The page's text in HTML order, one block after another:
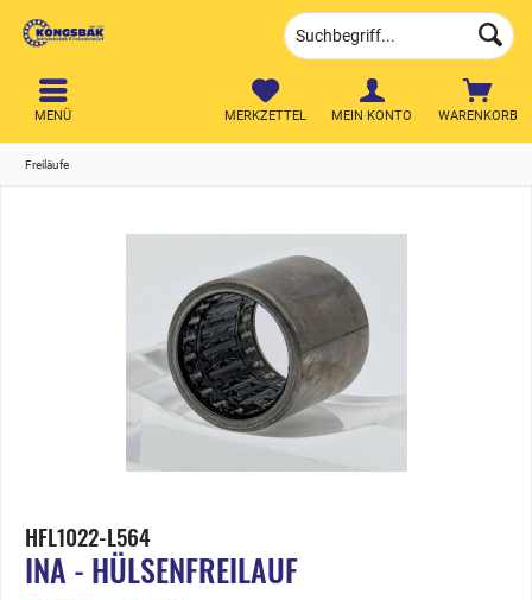
WARENKORB
MERKZETTEL MEIN KONTO
MENÜ
Freiläufe
HFL1022-L564
INA - HÜLSENFREILAUF